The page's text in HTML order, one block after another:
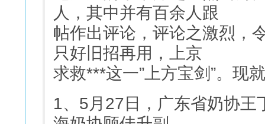
人，其中并有百余人跟
帖作出评论，评论之激烈，
只好旧招再用，上京
求救***这一”上方宝剑”。现
1、5月27日，广东省奶协王